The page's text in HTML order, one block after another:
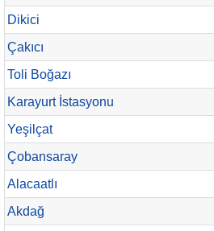
Dikici
Çakıcı
Toli Boğazı
Karayurt İstasyonu
Yeşilçat
Çobansaray
Alacaatlı
Akdağ